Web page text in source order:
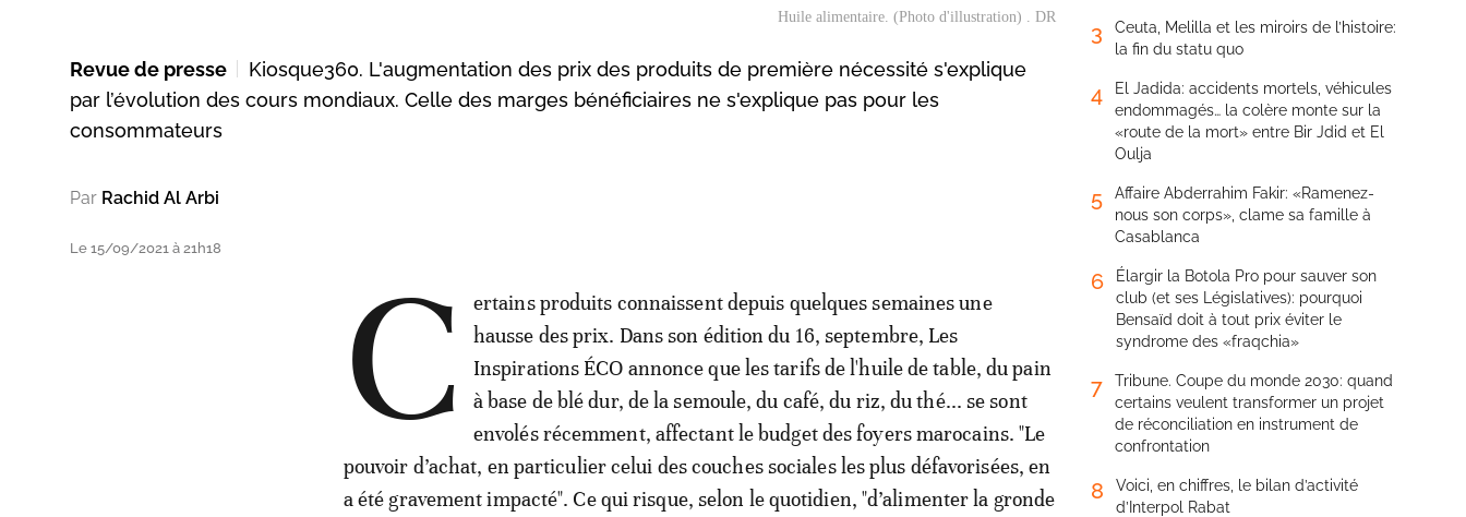
Huile alimentaire. (Photo d'illustration) . DR
Revue de presse
Kiosque360. L'augmentation des prix des produits de première nécessité s'explique
par l’évolution des cours mondiaux. Celle des marges bénéficiaires ne s'explique pas pour les
consommateurs
Par Rachid Al Arbi
Le 15/09/2021 à 21h18 C
ertains produits connaissent depuis quelques semaines une
hausse des prix. Dans son édition du 16, septembre, Les
Inspirations ÉCO annonce que les tarifs de l'huile de table, du pain
à base de blé dur, de la semoule, du café, du riz, du thé... se sont
envolés récemment, affectant le budget des foyers marocains. "Le
pouvoir d’achat, en particulier celui des couches sociales les plus défavorisées, en
a été gravement impacté". Ce qui risque, selon le quotidien, "d’alimenter la gronde
3
Ceuta, Melilla et les miroirs de l’histoire:
la fin du statu quo
4
El Jadida: accidents mortels, véhicules
endommagés… la colère monte sur la
«route de la mort» entre Bir Jdid et El
Oulja
5
Affaire Abderrahim Fakir: «Ramenez-
nous son corps», clame sa famille à
Casablanca
6
Élargir la Botola Pro pour sauver son
club (et ses Législatives): pourquoi
Bensaïd doit à tout prix éviter le
syndrome des «fraqchia»
7
Tribune. Coupe du monde 2030: quand
certains veulent transformer un projet
de réconciliation en instrument de
confrontation
8
Voici, en chiffres, le bilan d’activité
d’Interpol Rabat